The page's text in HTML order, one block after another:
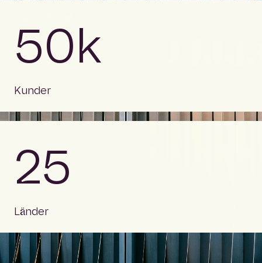
50k
Kunder
25
Länder